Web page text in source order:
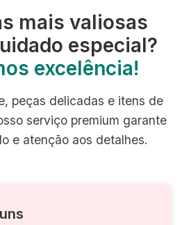
mais valiosas
especial?
excelência!
peças delicadas e itens de
serviço premium garante
e atenção aos detalhes.